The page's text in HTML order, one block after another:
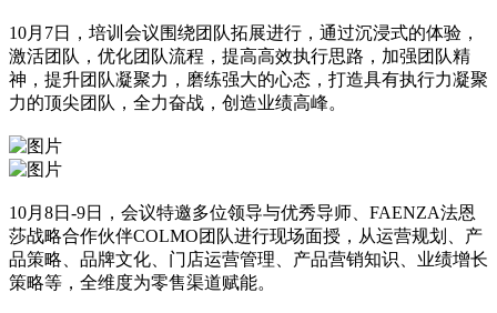
10月7日，培训会议围绕团队拓展进行，通过沉浸式的体验，
激活团队，优化团队流程，提高高效执行思路，加强团队精
神，提升团队凝聚力，磨练强大的心态，打造具有执行力凝聚
力的顶尖团队，全力奋战，创造业绩高峰。
10月8日-9日，会议特邀多位领导与优秀导师、FAENZA法恩
莎战略合作伙伴COLMO团队进行现场面授，从运营规划、产
品策略、品牌文化、门店运营管理、产品营销知识、业绩增长
策略等，全维度为零售渠道赋能。